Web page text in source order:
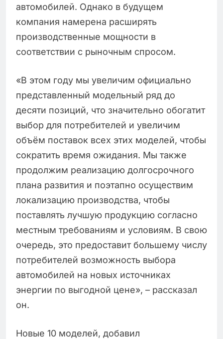
автомобилей. Однако в будущем
компания намерена расширять
производственные мощности в
соответствии с рыночным спросом.
«В этом году мы увеличим официально
представленный модельный ряд до
десяти позиций, что значительно обогатит
выбор для потребителей и увеличим
объём поставок всех этих моделей, чтобы
сократить время ожидания. Мы также
продолжим реализацию долгосрочного
плана развития и поэтапно осуществим
локализацию производства, чтобы
поставлять лучшую продукцию согласно
местным требованиям и условиям. В свою
очередь, это предоставит большему числу
потребителей возможность выбора
автомобилей на новых источниках
энергии по выгодной цене», – рассказал
он.
Новые 10 моделей, добавил